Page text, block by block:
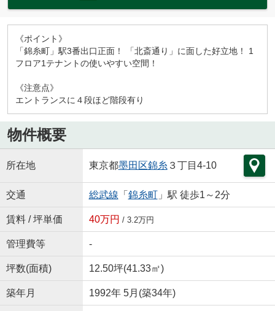
《ポイント》
「錦糸町」駅3番出口正面！ 「北斎通り」に面した好立地！ 1
フロア1テナントの使いやすい空間！
《注意点》
エントランスに４段ほど階段有り
物件概要
所在地 東京都墨田区錦糸 ３丁目4-10
交通 総武線 「 錦糸町」駅 徒歩1～2分
賃料 / 坪単価 40万円 / 3.2万円
管理費等 -
坪数(面積) 12.50坪(41.33㎡)
築年月 1992年 5月(築34年)